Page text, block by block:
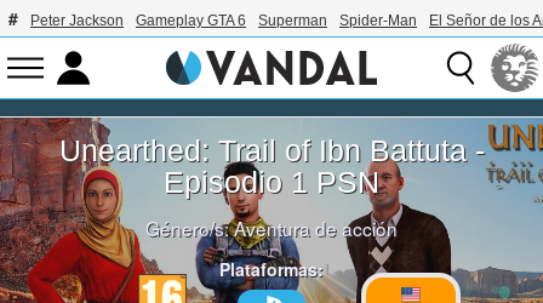
Peter Jackson Gameplay GTA 6 Superman Spider-Man El Señor de los
Unearthed: Trail of Ibn Battuta -
Episodio 1 PSN
Género/s:Aventura de acción
Plataformas: